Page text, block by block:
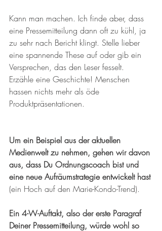
Kann man machen. Ich finde aber, dass
eine Pressemitteilung dann oft zu kühl, ja
zu sehr nach Bericht klingt. Stelle lieber
eine spannende These auf oder gib ein
Versprechen, das den Leser fesselt.
Erzähle eine Geschichte! Menschen
hassen nichts mehr als öde
Produktpräsentationen.
Um ein Beispiel aus der aktuellen
Medienwelt zu nehmen, gehen wir davon
aus, dass Du Ordnungscoach bist und
eine neue Aufräumstrategie entwickelt hast
(ein Hoch auf den Marie-Kondo-Trend).
Ein 4-W-Auftakt, also der erste Paragraf
Deiner Pressemitteilung, würde wohl so